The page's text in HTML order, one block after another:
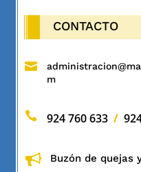
CONTACTO

m
 924 760 633 /
Buzón de quejas